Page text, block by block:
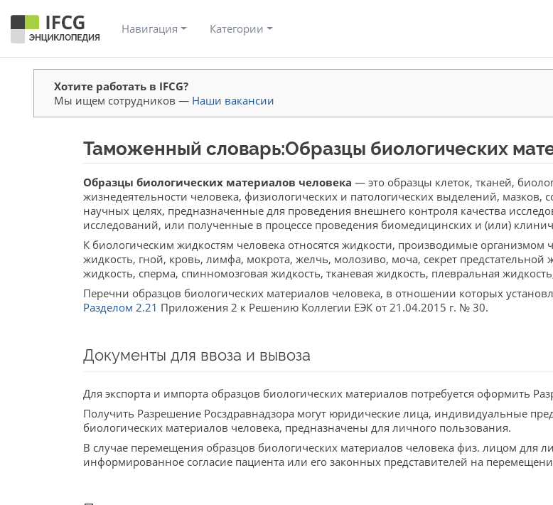
Навигация Категории
Хотите работать в IFCG?
Мы ищем сотрудников — Наши вакансии
Таможенный словарь:Образцы биологических
Перейти к:навигация,поиск
Образцы биологических материалов человека — это образцы клеток, тканей,
жизнедеятельности человека, физиологических и патологических выделений, мазков,
научных целях, предназначенные для проведения внешнего контроля качества
исследований, или полученные в процессе проведения биомедицинских и (или)
К биологическим жидкостям человека относятся жидкости, производимые организмом
жидкость, гной, кровь, лимфа, мокрота, желчь, молозиво, моча, секрет предстательной
жидкость, сперма, спинномозговая жидкость, тканевая жидкость, плевральная
Перечни образцов биологических материалов человека, в отношении которых
Разделом 2.21 Приложения 2 к Решению Коллегии ЕЭК от 21.04.2015 г. № 30.
Документы для ввоза и вывоза
Для экспорта и импорта образцов биологических материалов потребуется оформить
Получить Разрешение Росздравнадзора могут юридические лица, индивидуальные
биологических материалов человека, предназначены для личного пользования.
В случае перемещения образцов биологических материалов человека физ. лицом для
информированное согласие пациента или его законных представителей на